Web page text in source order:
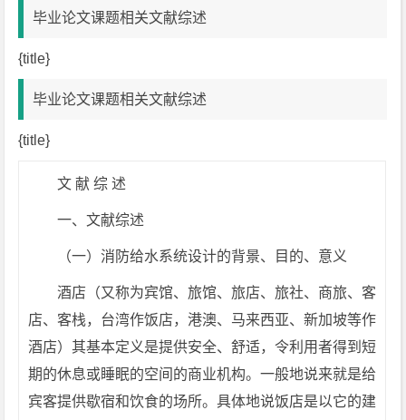
毕业论文课题相关文献综述
{title}
毕业论文课题相关文献综述
{title}
文 献 综 述
一、文献综述
（一）消防给水系统设计的背景、目的、意义
酒店（又称为宾馆、旅馆、旅店、旅社、商旅、客
店、客栈，台湾作饭店，港澳、马来西亚、新加坡等作
酒店）其基本定义是提供安全、舒适，令利用者得到短
期的休息或睡眠的空间的商业机构。一般地说来就是给
宾客提供歇宿和饮食的场所。具体地说饭店是以它的建